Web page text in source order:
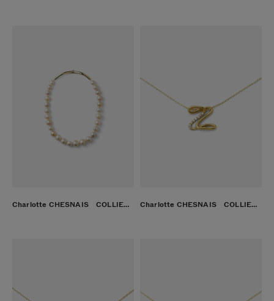
Charlotte CHESNAIS COLLIER PERLES ピンク Charlotte CHESNAIS COLLIER LETTRE Z ゴールド